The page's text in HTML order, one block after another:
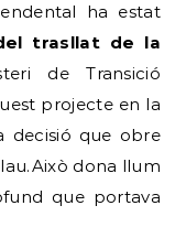
ha estat
trasllat de la
de Transició
projecte en la
decisió que obre
dona llum
que portava